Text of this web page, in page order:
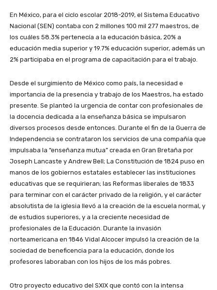
En México, para el ciclo escolar 2018-2019, el Sistema Educativo
Nacional (SEN) contaba con 2 millones 100 mil 277 maestros, de
los cuáles 58.3% pertenecía a la educación básica, 20% a
educación media superior y 19.7% educación superior, además un
2% participaba en el programa de capacitación para el trabajo.
Desde el surgimiento de México como país, la necesidad e
importancia de la presencia y trabajo de los Maestros, ha estado
presente. Se planteó la urgencia de contar con profesionales de
la docencia dedicada a la enseñanza básica se impulsaron
diversos procesos desde entonces. Durante el fin de la Guerra de
Independencia se contrataron los servicios de una compañía que
impulsaba la “enseñanza mutua” creada en Gran Bretaña por
Joseph Lancaste y Andrew Bell; La Constitución de 1824 puso en
manos de los gobiernos estatales establecer las instituciones
educativas que se requirieran; las Reformas liberales de 1833
para terminar con el carácter privado de la religión, y el carácter
absolutista de la iglesia llevó a la creación de la escuela normal, y
de estudios superiores, y a la creciente necesidad de
profesionales de la Educación. Durante la invasión
norteamericana en 1846 Vidal Alcocer impulsó la creación de la
sociedad de beneficencia para la educación, donde los
profesores laboraban con los hijos de los más pobres.
Otro proyecto educativo del SXIX que contó con la intensa